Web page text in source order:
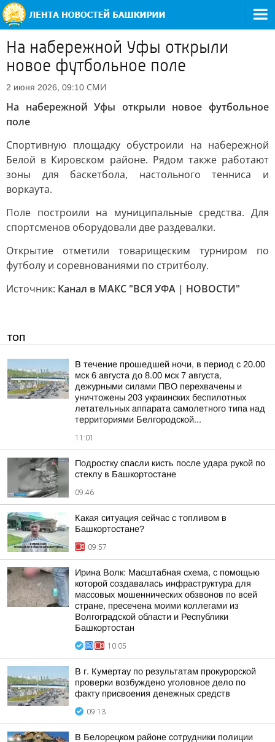
На набережной Уфы открыли
новое футбольное поле
2 июня 2026, 09:10 СМИ
На набережной Уфы открыли новое футбольное
поле
Спортивную площадку обустроили на набережной
Белой в Кировском районе. Рядом также работают
зоны для баскетбола, настольного тенниса и
воркаута.
Поле построили на муниципальные средства. Для
спортсменов оборудовали две раздевалки.
Открытие отметили товарищеским турниром по
футболу и соревнованиями по стритболу.
Источник: Канал в МАКС "ВСЯ УФА | НОВОСТИ"
ТОП
В течение прошедшей ночи, в период с 20.00
мск 6 августа до 8.00 мск 7 августа,
дежурными силами ПВО перехвачены и
уничтожены 203 украинских беспилотных
летательных аппарата самолетного типа над
территориями Белгородской...
11:01
Подростку спасли кисть после удара рукой по
стеклу в Башкортостане
09:46
Какая ситуация сейчас с топливом в
Башкортостане?
09:57
Ирина Волк: Масштабная схема, с помощью
которой создавалась инфраструктура для
массовых мошеннических обзвонов по всей
стране, пресечена моими коллегами из
Волгоградской области и Республики
Башкортостан
10:05
В г. Кумертау по результатам прокурорской
проверки возбуждено уголовное дело по
факту присвоения денежных средств
09:13
В Белорецком районе сотрудники полиции